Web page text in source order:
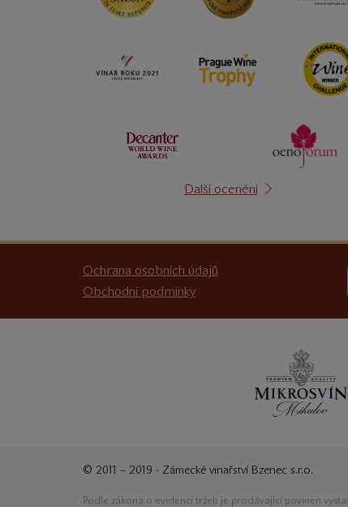
Další ocenění
Ochrana osobních údajů
Obchodní podmínky
© 2011 – 2019 - Zámecké vinařství Bzenec s.r.o.
Podle zákona o evidenci tržeb je prodávající povinen